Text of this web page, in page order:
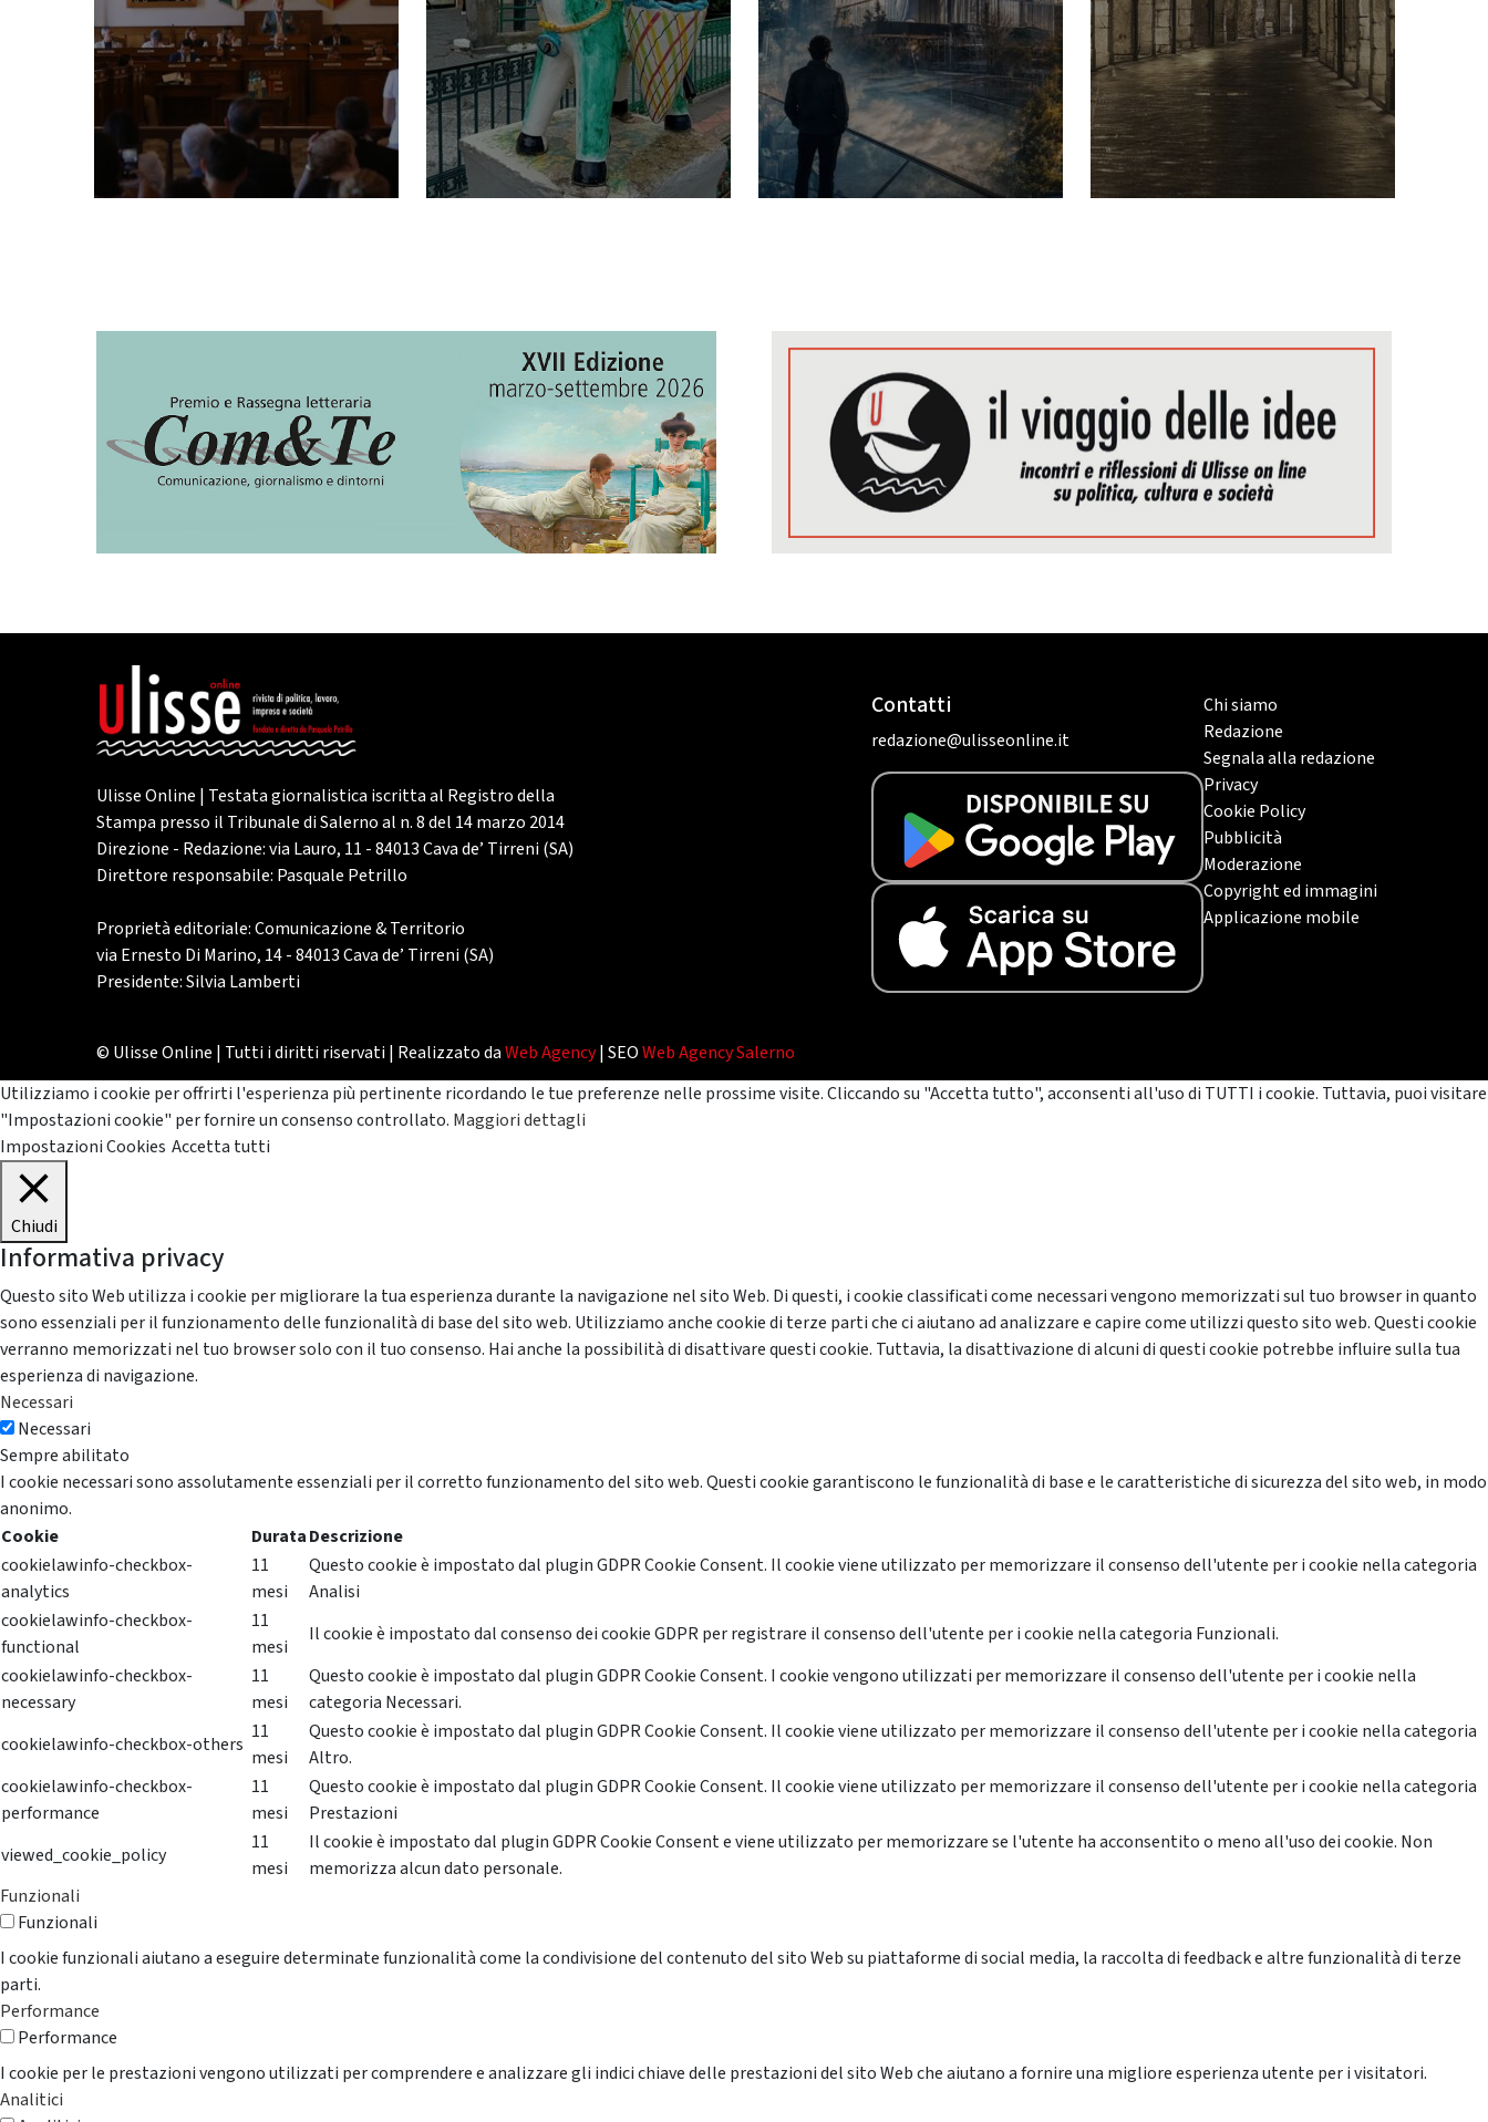
Ulisse Online | Testata giornalistica iscritta al Registro della
Stampa presso il Tribunale di Salerno al n. 8 del 14 marzo 2014
Direzione - Redazione: via Lauro, 11 - 84013 Cava de’ Tirreni (SA)
Direttore responsabile: Pasquale Petrillo
Proprietà editoriale: Comunicazione & Territorio
via Ernesto Di Marino, 14 - 84013 Cava de’ Tirreni (SA)
Presidente: Silvia Lamberti
Contatti
redazione@ulisseonline.it
Chi siamo
Redazione
Segnala alla redazione
Privacy
Cookie Policy
Pubblicità
Moderazione
Copyright ed immagini
Applicazione mobile
© Ulisse Online | Tutti i diritti riservati | Realizzato daWeb Agency| SEOWeb Agency Salerno
Utilizziamo i cookie per offrirti l'esperienza più pertinente ricordando le tue preferenze nelle prossime visite. Cliccando su "Accetta tutto", acconsenti all'uso di TUTTI i cookie. Tuttavia, puoi visitare
"Impostazioni cookie" per fornire un consenso controllato. Maggiori dettagli
Impostazioni Cookies Accetta tutti
Chiudi
Informativa privacy
Questo sito Web utilizza i cookie per migliorare la tua esperienza durante la navigazione nel sito Web. Di questi, i cookie classificati come necessari vengono memorizzati sul tuo browser in quanto
sono essenziali per il funzionamento delle funzionalità di base del sito web. Utilizziamo anche cookie di terze parti che ci aiutano ad analizzare e capire come utilizzi questo sito web. Questi cookie
verranno memorizzati nel tuo browser solo con il tuo consenso. Hai anche la possibilità di disattivare questi cookie. Tuttavia, la disattivazione di alcuni di questi cookie potrebbe influire sulla tua
esperienza di navigazione.
Necessari
Necessari
Sempre abilitato
I cookie necessari sono assolutamente essenziali per il corretto funzionamento del sito web. Questi cookie garantiscono le funzionalità di base e le caratteristiche di sicurezza del sito web, in modo
anonimo.
Cookie
DurataDescrizione
cookielawinfo-checkbox-
analytics
11
mesi
Questo cookie è impostato dal plugin GDPR Cookie Consent. Il cookie viene utilizzato per memorizzare il consenso dell'utente per i cookie nella categoria
Analisi
cookielawinfo-checkbox-
functional
11
mesi
Il cookie è impostato dal consenso dei cookie GDPR per registrare il consenso dell'utente per i cookie nella categoria Funzionali.
cookielawinfo-checkbox-
necessary
11
mesi
Questo cookie è impostato dal plugin GDPR Cookie Consent. I cookie vengono utilizzati per memorizzare il consenso dell'utente per i cookie nella
categoria Necessari.
cookielawinfo-checkbox-others
11
mesi
Questo cookie è impostato dal plugin GDPR Cookie Consent. Il cookie viene utilizzato per memorizzare il consenso dell'utente per i cookie nella categoria
Altro.
cookielawinfo-checkbox-
performance
11
mesi
Questo cookie è impostato dal plugin GDPR Cookie Consent. Il cookie viene utilizzato per memorizzare il consenso dell'utente per i cookie nella categoria
Prestazioni
viewed_cookie_policy
11
mesi
Il cookie è impostato dal plugin GDPR Cookie Consent e viene utilizzato per memorizzare se l'utente ha acconsentito o meno all'uso dei cookie. Non
memorizza alcun dato personale.
Funzionali
Funzionali
I cookie funzionali aiutano a eseguire determinate funzionalità come la condivisione del contenuto del sito Web su piattaforme di social media, la raccolta di feedback e altre funzionalità di terze
parti.
Performance
Performance
I cookie per le prestazioni vengono utilizzati per comprendere e analizzare gli indici chiave delle prestazioni del sito Web che aiutano a fornire una migliore esperienza utente per i visitatori.
Analitici